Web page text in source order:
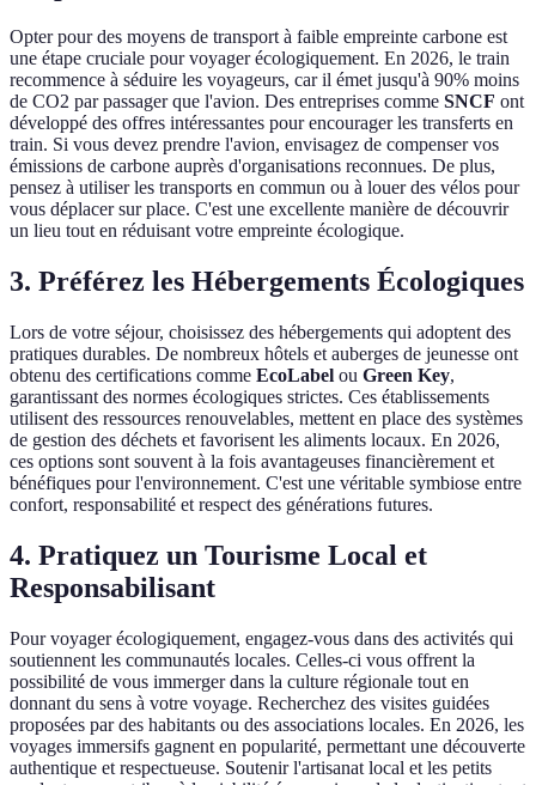
Opter pour des moyens de transport à faible empreinte carbone est
une étape cruciale pour voyager écologiquement. En 2026, le train
recommence à séduire les voyageurs, car il émet jusqu'à 90% moins
de CO2 par passager que l'avion. Des entreprises comme SNCF ont
développé des offres intéressantes pour encourager les transferts en
train. Si vous devez prendre l'avion, envisagez de compenser vos
émissions de carbone auprès d'organisations reconnues. De plus,
pensez à utiliser les transports en commun ou à louer des vélos pour
vous déplacer sur place. C'est une excellente manière de découvrir
un lieu tout en réduisant votre empreinte écologique.
3. Préférez les Hébergements Écologiques
Lors de votre séjour, choisissez des hébergements qui adoptent des
pratiques durables. De nombreux hôtels et auberges de jeunesse ont
obtenu des certifications comme EcoLabel ou Green Key,
garantissant des normes écologiques strictes. Ces établissements
utilisent des ressources renouvelables, mettent en place des systèmes
de gestion des déchets et favorisent les aliments locaux. En 2026,
ces options sont souvent à la fois avantageuses financièrement et
bénéfiques pour l'environnement. C'est une véritable symbiose entre
confort, responsabilité et respect des générations futures.
4. Pratiquez un Tourisme Local et
Responsabilisant
Pour voyager écologiquement, engagez-vous dans des activités qui
soutiennent les communautés locales. Celles-ci vous offrent la
possibilité de vous immerger dans la culture régionale tout en
donnant du sens à votre voyage. Recherchez des visites guidées
proposées par des habitants ou des associations locales. En 2026, les
voyages immersifs gagnent en popularité, permettant une découverte
authentique et respectueuse. Soutenir l'artisanat local et les petits